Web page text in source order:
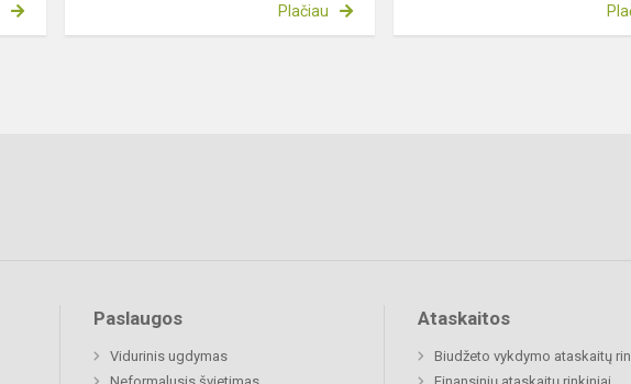
Plačiau
Paslaugos
Vidurinis ugdymas
Ataskaitos
Biudžeto vykdymo ataskaitų